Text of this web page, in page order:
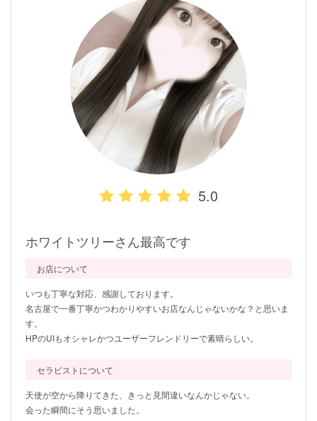
5.0
ホワイトツリーさん最高です
お店について
いつも丁寧な対応、感謝しております。
名古屋で一番丁寧かつわかりやすいお店なんじゃないかな？と思いま
す。
HPのUIもオシャレかつユーザーフレンドリーで素晴らしい。
セラピストについて
天使が空から降りてきた、きっと見間違いなんかじゃない。
会った瞬間にそう思いました。